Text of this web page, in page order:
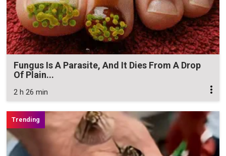
Fungus Is A Parasite, And It Dies From A Drop
Of Plain...
2 h 26 min